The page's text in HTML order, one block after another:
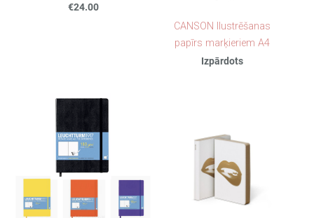
€24.00
CANSON Ilustrēšanas
papīrs marķieriem A4
Izpārdots